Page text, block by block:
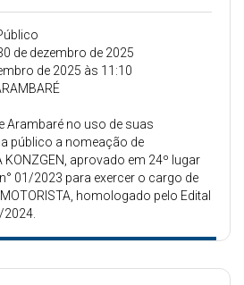
de dezembro de 2025
de 2025 às 11:10
Arambaré no uso de suas
público a nomeação de
KONZGEN, aprovado em 24º lugar
01/2023 para exercer o cargo de
homologado pelo Edital